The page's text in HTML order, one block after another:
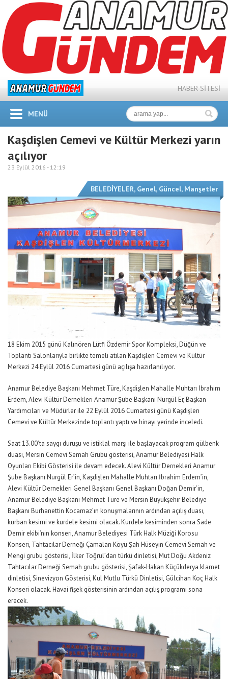
HABER SİTESİ
MENÜ
Kaşdişlen Cemevi ve Kültür Merkezi yarın
açılıyor
23 Eylül 2016 - 12:19
BELEDİYELER, Genel, Güncel, Manşetler
18 Ekim 2015 günü Kalınören Lütfi Özdemir Spor Kompleksi, Düğün ve
Toplantı Salonlarıyla birlikte temeli atılan Kaşdişlen Cemevi ve Kültür
Merkezi 24 Eylül 2016 Cumartesi günü açılışa hazırlanılıyor.
Anamur Belediye Başkanı Mehmet Türe, Kaşdişlen Mahalle Muhtarı İbrahim
Erdem, Alevi Kültür Dernekleri Anamur Şube Başkanı Nurgül Er, Başkan
Yardımcıları ve Müdürler ile 22 Eylül 2016 Cumartesi günü Kaşdişlen
Cemevi ve Kültür Merkezinde toplantı yaptı ve binayı yerinde inceledi.
Saat 13.00’ta saygı duruşu ve istiklal marşı ile başlayacak program gülbenk
duası, Mersin Cemevi Semah Grubu gösterisi, Anamur Belediyesi Halk
Oyunları Ekibi Gösterisi ile devam edecek. Alevi Kültür Dernekleri Anamur
Şube Başkanı Nurgül Er’in, Kaşdişlen Mahalle Muhtarı İbrahim Erdem’in,
Alevi Kültür Dernekleri Genel Başkanı Genel Başkanı Doğan Demir’in,
Anamur Belediye Başkanı Mehmet Türe ve Mersin Büyükşehir Belediye
Başkanı Burhanettin Kocamaz’ın konuşmalarının ardından açılış duası,
kurban kesimi ve kurdele kesimi olacak. Kurdele kesiminden sonra Sade
Demir ekibi’nin konseri, Anamur Belediyesi Türk Halk Müziği Korosu
Konseri, Tahtacılar Derneği Çamalan Köyü Şah Hüseyin Cemevi Semah ve
Mengi grubu gösterisi, İlker Toğrul’dan türkü dinletisi, Mut Doğu Akdeniz
Tahtacılar Derneği Semah grubu gösterisi, Şafak-Hakan Küçükderya klarnet
dinletisi, Sinevizyon Gösterisi, Kul Mutlu Türkü Dinletisi, Gülcihan Koç Halk
Konseri olacak. Havai fişek gösterisinin ardından açılış programı sona
erecek.